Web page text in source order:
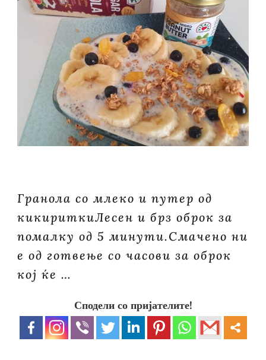
Гранола со млеко и путер од
кикириткиЛесен и брз оброк за
помалку од 5 минути.Смачено ни
е од готвење со часови за оброк
кој ќе …
Сподели со пријателите!